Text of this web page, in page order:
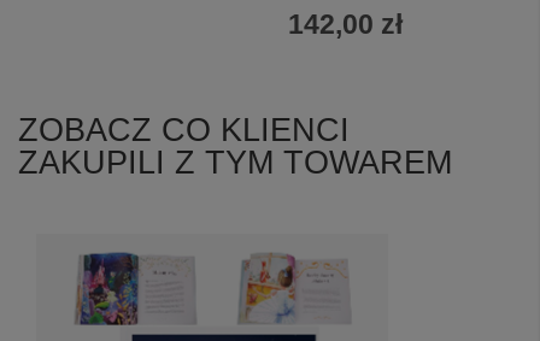
142,00 zł
ZOBACZ CO KLIENCI
ZAKUPILI Z TYM TOWAREM